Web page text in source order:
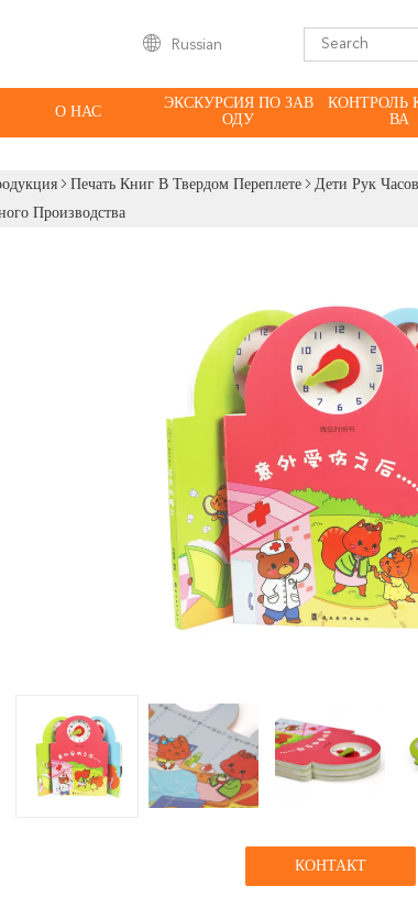
Russian
О НАС
ЭКСКУРСИЯ ПО ЗАВ
ОДУ
КОНТРОЛЬ
ВА
Печать Книг В Твердом Переплете
Дети Рук
Производства
КОНТАКТ